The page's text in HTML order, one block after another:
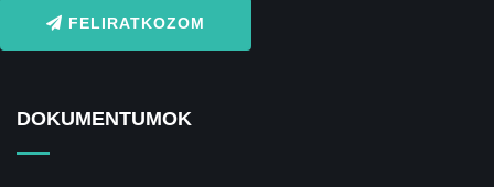
FELIRATKOZOM
DOKUMENTUMOK